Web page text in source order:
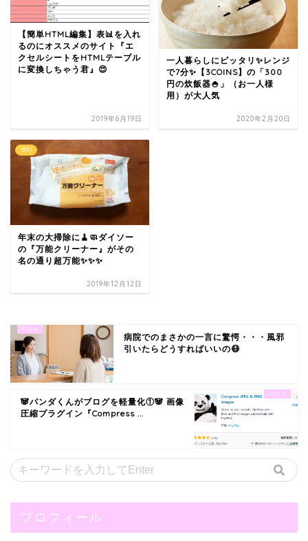
【簡単HTML編集】表📊を入れ
るのにオススメのサイト『エ
クセルシートをHTMLテーブル
に変換しちゃう君』😍
2019年6月19日
一人暮らしにピッタリ✨レンジ
で7分✨【3COINS】の「300
円の炊飯器🍚」（お一人様
用）が大人気
2020年2月20日
便利
年末の大掃除に🧹🧼ダイソー
の『万能クリーナー』がその
名の通り超万能✨✨✨
2019年12月12日
病院でのまさかの一言に驚愕・・・風邪
引いたらどうすればいいの😷
🐼パンダくんがブログを軽量化①🐼 画像
圧縮プラグイン『Compress ...
プロフィール